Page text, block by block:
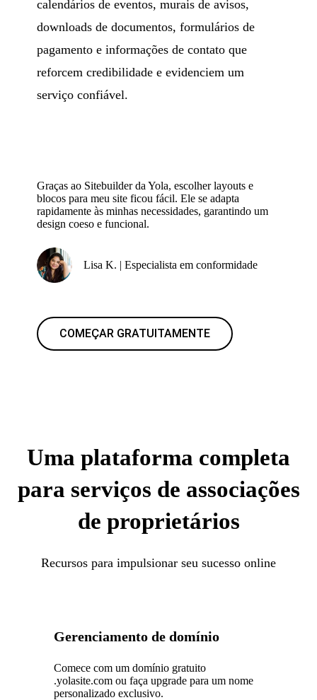
calendários de eventos, murais de avisos,
downloads de documentos, formulários de
pagamento e informações de contato que
reforcem credibilidade e evidenciem um
serviço confiável.
Graças ao Sitebuilder da Yola, escolher layouts e
blocos para meu site ficou fácil. Ele se adapta
rapidamente às minhas necessidades, garantindo um
design coeso e funcional.
Lisa K. | Especialista em conformidade
COMEÇAR GRATUITAMENTE
Uma plataforma completa
para serviços de associações
de proprietários
Recursos para impulsionar seu sucesso online
Gerenciamento de domínio
Comece com um domínio gratuito
.yolasite.com ou faça upgrade para um nome
personalizado exclusivo.